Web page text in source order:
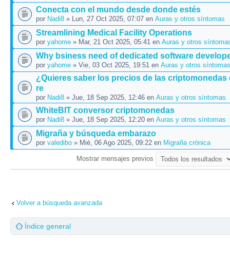
Conecta con el mundo desde donde estés
por Nadi8 » Lun, 27 Oct 2025, 07:07 en Auras y otros síntomas
Streamlining Medical Facility Operations
por yahome » Mar, 21 Oct 2025, 05:41 en Auras y otros
Why bsiness need of dedicated software
por yahome » Vie, 03 Oct 2025, 19:51 en Auras y otros síntomas
¿Quieres saber los precios de las criptomonedas
re
por Nadi8 » Jue, 18 Sep 2025, 12:46 en Auras y otros síntomas
WhiteBIT conversor criptomonedas
por Nadi8 » Jue, 18 Sep 2025, 12:20 en Auras y otros síntomas
Migraña y búsqueda embarazo
por valedibo » Mié, 06 Ago 2025, 09:22 en Migraña crónica
Mostrar mensajes previos
Volver a búsqueda avanzada
Índice general